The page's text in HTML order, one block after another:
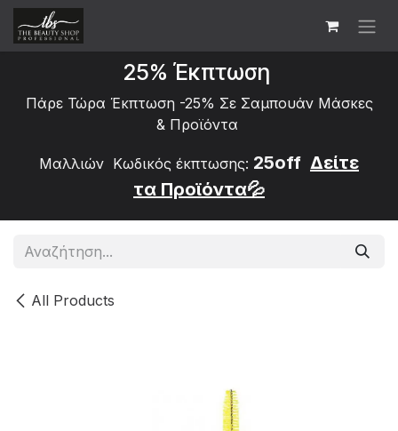
Skip to Content
25% Έκπτωση
Πάρε Τώρα Έκπτωση -25% Σε Σαμπουάν Μάσκες
& Προϊόντα
Μαλλιών Κωδικός έκπτωσης: 25off Δείτε
τα Προϊόντα💦
All Products